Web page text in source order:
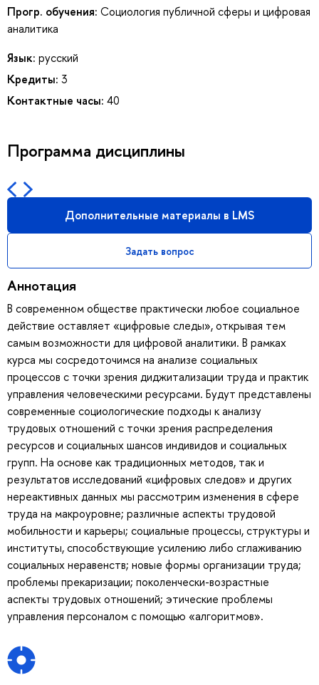
Прогр. обучения: Социология публичной сферы и цифровая
аналитика
Язык: русский
Кредиты: 3
Контактные часы: 40
Программа дисциплины
Дополнительные материалы в LMS
Задать вопрос
Аннотация
В современном обществе практически любое социальное
действие оставляет «цифровые следы», открывая тем
самым возможности для цифровой аналитики. В рамках
курса мы сосредоточимся на анализе социальных
процессов с точки зрения диджитализации труда и практик
управления человеческими ресурсами. Будут представлены
современные социологические подходы к анализу
трудовых отношений с точки зрения распределения
ресурсов и социальных шансов индивидов и социальных
групп. На основе как традиционных методов, так и
результатов исследований «цифровых следов» и других
нереактивных данных мы рассмотрим изменения в сфере
труда на макроуровне; различные аспекты трудовой
мобильности и карьеры; социальные процессы, структуры и
институты, способствующие усилению либо сглаживанию
социальных неравенств; новые формы организации труда;
проблемы прекаризации; поколенчески-возрастные
аспекты трудовых отношений; этические проблемы
управления персоналом с помощью «алгоритмов».